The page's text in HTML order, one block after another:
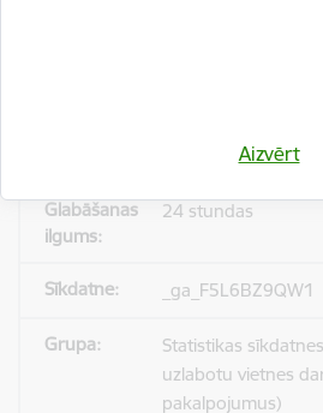
Aizvērt
apmeklētājs
24 stundas
_ga_F5L6BZ9QW1
Statistikas
uzlabotu vietnes
pakalpojumus)